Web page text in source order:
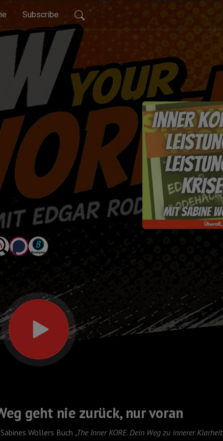
Subscribe
geht nie zurück, nur voran
Wöllers Buch „The Inner KORE. Dein Weg zu innerer Klarheit